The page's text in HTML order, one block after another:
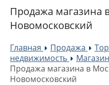
Продажа магазина
Новомосковский
Главная »Продажа »
недвижимость
»
Продажа магазина в
Новомосковский